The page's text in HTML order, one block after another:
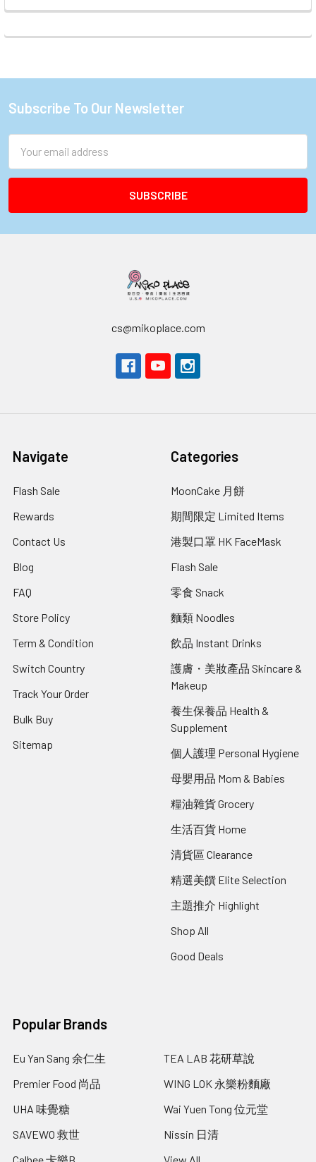
Footer
Subscribe To Our Newsletter
Address
cs@mikoplace.com
Navigate
Flash Sale
Rewards
Contact Us
Blog
FAQ
Store Policy
Term & Condition
Switch Country
Track Your Order
Bulk Buy
Sitemap
Categories
MoonCake 月餅
期間限定 Limited Items
港製口罩 HK FaceMask
Flash Sale
零食 Snack
麵類 Noodles
飲品 Instant Drinks
護膚・美妝產品 Skincare &
Makeup
養生保養品 Health &
Supplement
個人護理 Personal Hygiene
母嬰用品 Mom & Babies
糧油雜貨 Grocery
生活百貨 Home
清貨區 Clearance
精選美饌 Elite Selection
主題推介 Highlight
Shop All
Good Deals
Popular Brands
Eu Yan Sang 余仁生
Premier Food 尚品
UHA 味覺糖
SAVEWO 救世
TEA LAB 花研草說
WING LOK 永樂粉麵廠
Wai Yuen Tong 位元堂
Nissin 日清